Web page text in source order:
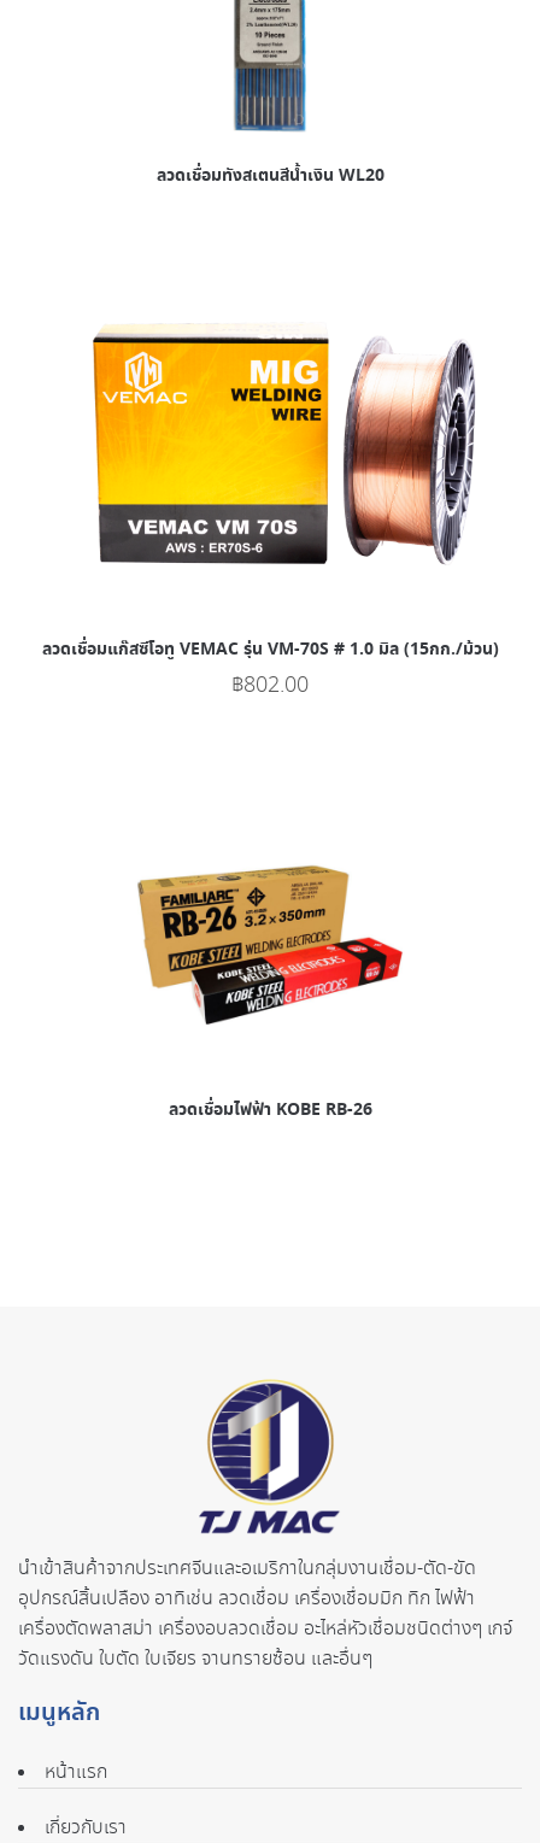
ลวดเชื่อมทังสเตนสีน้ำเงิน WL20
ลวดเชื่อมแก๊สซีโอทู VEMAC รุ่น VM-70S # 1.0 มิล (15กก./ม้วน)
฿802.00
ลวดเชื่อมไฟฟ้า KOBE RB-26
นำเข้าสินค้าจากประเทศจีนและอเมริกาในกลุ่มงานเชื่อม-ตัด-ขัด
อุปกรณ์สิ้นเปลือง อาทิเช่น ลวดเชื่อม เครื่องเชื่อมมิก ทิก ไฟฟ้า
เครื่องตัดพลาสม่า เครื่องอบลวดเชื่อม อะไหล่หัวเชื่อมชนิดต่างๆ เกจ์
วัดแรงดัน ใบตัด ใบเจียร จานทรายซ้อน และอื่นๆ
เมนูหลัก
หน้าแรก
เกี่ยวกับเรา